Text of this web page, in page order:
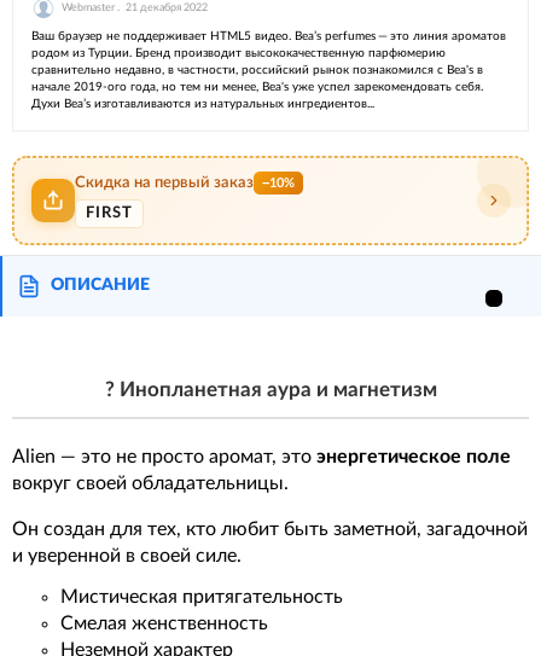
Webmaster . 21 декабря 2022
Ваш браузер не поддерживает HTML5 видео. Bea’s perfumes — это линия ароматов
родом из Турции. Бренд производит высококачественную парфюмерию
сравнительно недавно, в частности, российский рынок познакомился с Bea's в
начале 2019-ого года, но тем ни менее, Bea's уже успел зарекомендовать себя.
Духи Bea’s изготавливаются из натуральных ингредиентов...
Скидка на первый заказ −10%
FIRST
ОПИСАНИЕ
? Инопланетная аура и магнетизм
Alien — это не просто аромат, это энергетическое поле
вокруг своей обладательницы.
Он создан для тех, кто любит быть заметной, загадочной
и уверенной в своей силе.
Мистическая притягательность
Смелая женственность
Неземной характер